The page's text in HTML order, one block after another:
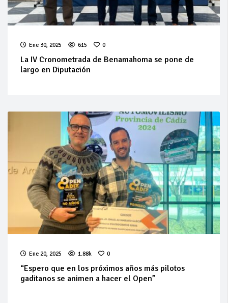
Ene 30, 2025 615 0
La IV Cronometrada de Benamahoma se pone de
largo en Diputación
Ene 20, 2025 1.88k 0
“Espero que en los próximos años más pilotos
gaditanos se animen a hacer el Open”